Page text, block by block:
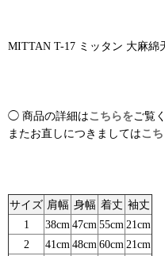
MITTAN T-17 ミッタン 大麻綿
◯ 商品の詳細はこちらをご覧
またお直しにつきましてはこ
サイズ 肩幅 身幅 着丈 袖丈
1
38cm 47cm 55cm 21cm
2
41cm 48cm 60cm 21cm